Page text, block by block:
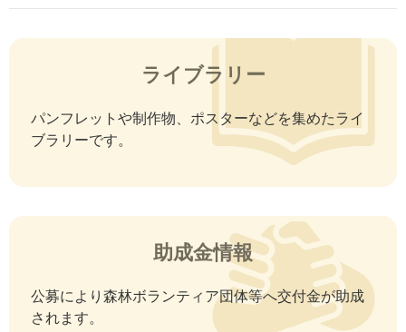
ライブラリー
パンフレットや制作物、ポスターなどを集めたライ
ブラリーです。
助成金情報
公募により森林ボランティア団体等へ交付金が助成
されます。